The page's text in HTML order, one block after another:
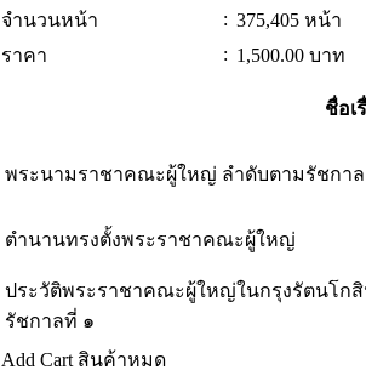
จำนวนหน้า
: 375,405 หน้า
ราคา
: 1,500.00 บาท
ชื่อเ
พระนามราชาคณะผู้ใหญ่ ลำดับตามรัชกาล
ตำนานทรงตั้งพระราชาคณะผู้ใหญ่
ประวัติพระราชาคณะผู้ใหญ่ในกรุงรัตนโ
รัชกาลที่ ๑
Add Cart สินค้าหมด